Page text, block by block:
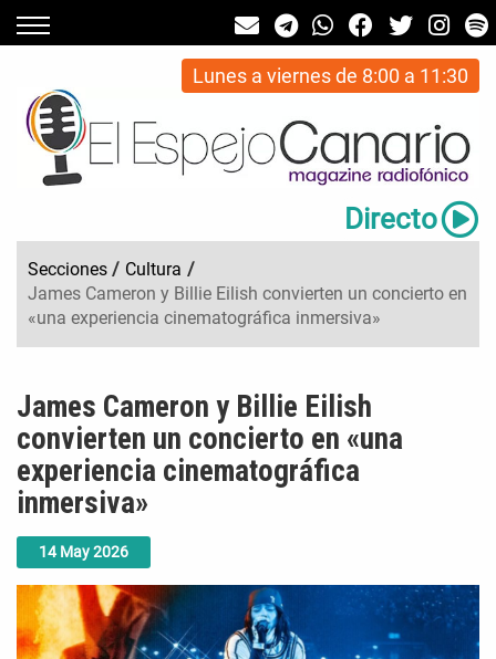
Lunes a viernes de 8:00 a 11:30
Directo
Secciones / Cultura /
James Cameron y Billie Eilish convierten un concierto en
«una experiencia cinematográfica inmersiva»
14 May2026
James Cameron y Billie Eilish
convierten un concierto en «una
experiencia cinematográfica
inmersiva»